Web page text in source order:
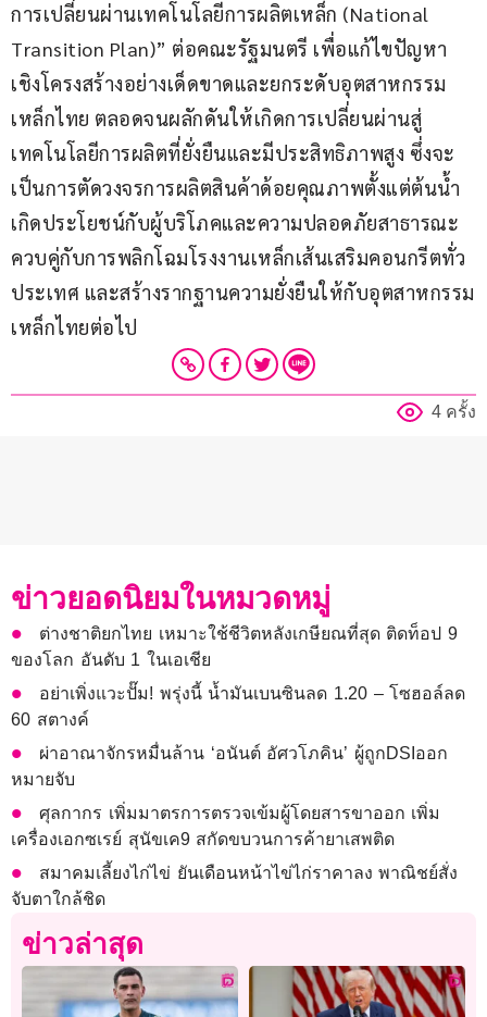
การเปลี่ยนผ่านเทคโนโลยีการผลิตเหล็ก (National
Transition Plan)” ต่อคณะรัฐมนตรี เพื่อแก้ไขปัญหา
เชิงโครงสร้างอย่างเด็ดขาดและยกระดับอุตสาหกรรม
เหล็กไทย ตลอดจนผลักดันให้เกิดการเปลี่ยนผ่านสู่
เทคโนโลยีการผลิตที่ยั่งยืนและมีประสิทธิภาพสูง ซึ่งจะ
เป็นการตัดวงจรการผลิตสินค้าด้อยคุณภาพตั้งแต่ต้นน้ำ
เกิดประโยชน์กับผู้บริโภคและความปลอดภัยสาธารณะ
ควบคู่กับการพลิกโฉมโรงงานเหล็กเส้นเสริมคอนกรีตทั่ว
ประเทศ และสร้างรากฐานความยั่งยืนให้กับอุตสาหกรรม
เหล็กไทยต่อไป
4 ครั้ง
ข่าวยอดนิยมในหมวดหมู่
ต่างชาติยกไทย เหมาะใช้ชีวิตหลังเกษียณที่สุด ติดท็อป 9
ของโลก อันดับ 1 ในเอเชีย
อย่าเพิ่งแวะปั๊ม! พรุ่งนี้ น้ำมันเบนซินลด 1.20 – โซฮอล์ลด
60 สตางค์
ผ่าอาณาจักรหมื่นล้าน ‘อนันต์ อัศวโภคิน’ ผู้ถูกDSIออก
หมายจับ
ศุลกากร เพิ่มมาตรการตรวจเข้มผู้โดยสารขาออก เพิ่ม
เครื่องเอกซเรย์ สุนัขเค9 สกัดขบวนการค้ายาเสพติด
สมาคมเลี้ยงไก่ไข่ ยันเดือนหน้าไข่ไก่ราคาลง พาณิชย์สั่ง
จับตาใกล้ชิด
ข่าวล่าสุด